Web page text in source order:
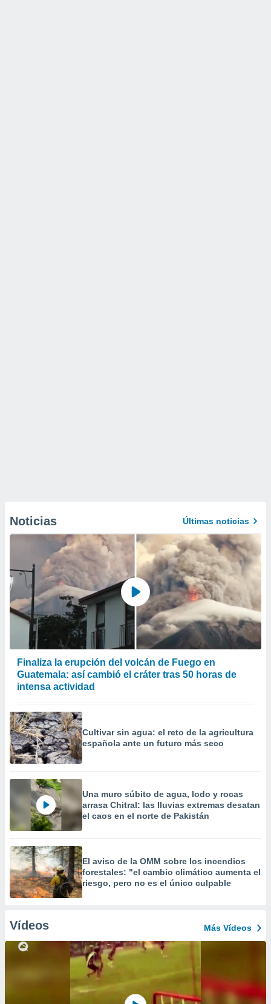
Noticias Últimas noticias
Finaliza la erupción del volcán de Fuego en
Guatemala: así cambió el cráter tras 50 horas de
intensa actividad
Cultivar sin agua: el reto de la agricultura
española ante un futuro más seco
Una muro súbito de agua, lodo y rocas
arrasa Chitral: las lluvias extremas desatan
el caos en el norte de Pakistán
El aviso de la OMM sobre los incendios
forestales: "el cambio climático aumenta el
riesgo, pero no es el único culpable
Vídeos Más Vídeos